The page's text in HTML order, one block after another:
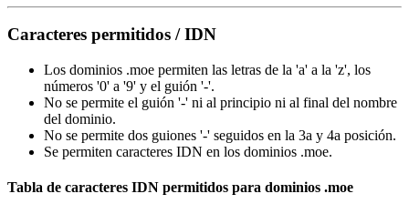
Caracteres permitidos / IDN
Los dominios .moe permiten las letras de la 'a' a la 'z', los
números '0' a '9' y el guión '-'.
No se permite el guión '-' ni al principio ni al final del nombre
del dominio.
No se permite dos guiones '-' seguidos en la 3a y 4a posición.
Se permiten caracteres IDN en los dominios .moe.
Tabla de caracteres IDN permitidos para dominios .moe